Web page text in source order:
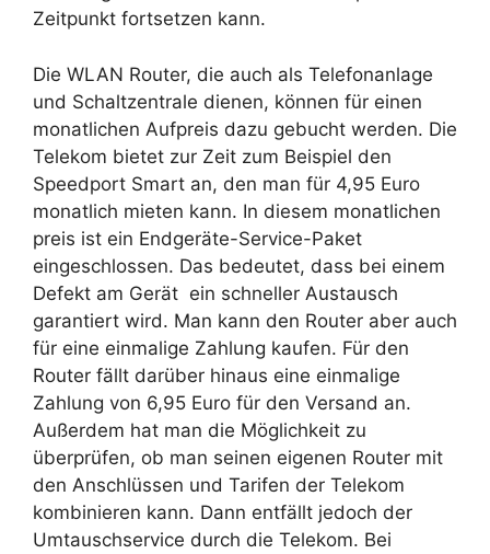
Zeitpunkt fortsetzen kann.
Die WLAN Router, die auch als Telefonanlage
und Schaltzentrale dienen, können für einen
monatlichen Aufpreis dazu gebucht werden. Die
Telekom bietet zur Zeit zum Beispiel den
Speedport Smart an, den man für 4,95 Euro
monatlich mieten kann. In diesem monatlichen
preis ist ein Endgeräte-Service-Paket
eingeschlossen. Das bedeutet, dass bei einem
Defekt am Gerät ein schneller Austausch
garantiert wird. Man kann den Router aber auch
für eine einmalige Zahlung kaufen. Für den
Router fällt darüber hinaus eine einmalige
Zahlung von 6,95 Euro für den Versand an.
Außerdem hat man die Möglichkeit zu
überprüfen, ob man seinen eigenen Router mit
den Anschlüssen und Tarifen der Telekom
kombinieren kann. Dann entfällt jedoch der
Umtauschservice durch die Telekom. Bei